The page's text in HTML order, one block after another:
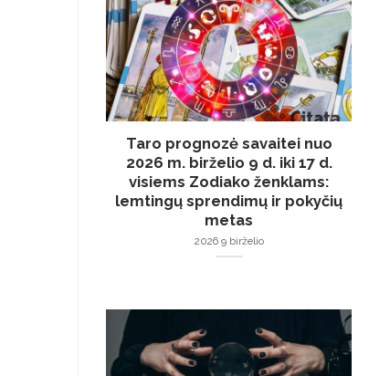
Taro prognozė savaitei nuo
2026 m. birželio 9 d. iki 17 d.
visiems Zodiako ženklams:
lemtingų sprendimų ir pokyčių
metas
2026 9 birželio